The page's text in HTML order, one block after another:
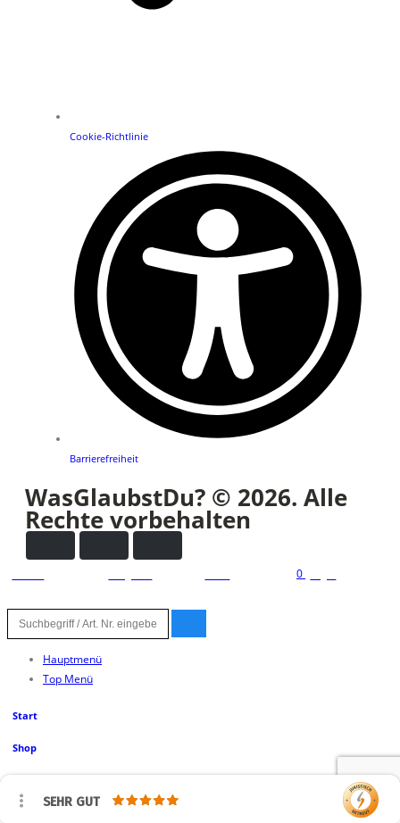
Cookie-Richtlinie
Barrierefreiheit
WasGlaubstDu? © 2026. Alle
Rechte vorbehalten
0
Hauptmenü
Top Menü
Start
Shop
Kerzen
SEHR GUT